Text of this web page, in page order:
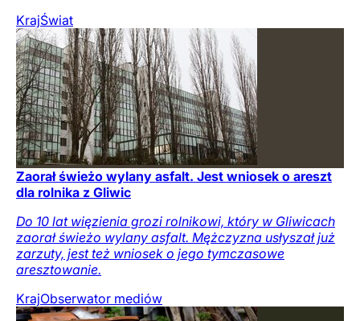
KrajŚwiat
Zaorał świeżo wylany asfalt. Jest wniosek o areszt
dla rolnika z Gliwic
Do 10 lat więzienia grozi rolnikowi, który w Gliwicach
zaorał świeżo wylany asfalt. Mężczyzna usłyszał już
zarzuty, jest też wniosek o jego tymczasowe
aresztowanie.
KrajObserwator mediów